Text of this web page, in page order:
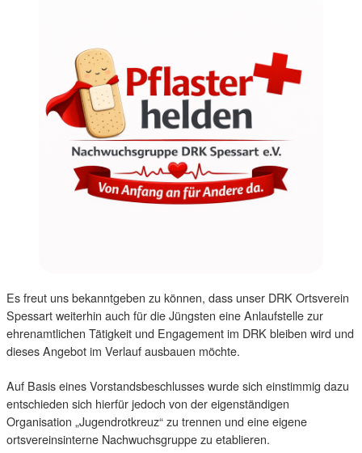
Es freut uns bekanntgeben zu können, dass unser DRK Ortsverein
Spessart weiterhin auch für die Jüngsten eine Anlaufstelle zur
ehrenamtlichen Tätigkeit und Engagement im DRK bleiben wird und
dieses Angebot im Verlauf ausbauen möchte.
Auf Basis eines Vorstandsbeschlusses wurde sich einstimmig dazu
entschieden sich hierfür jedoch von der eigenständigen
Organisation „Jugendrotkreuz“ zu trennen und eine eigene
ortsvereinsinterne Nachwuchsgruppe zu etablieren.